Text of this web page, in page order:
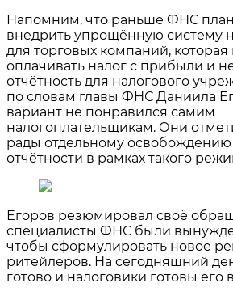
Напомним, что раньше ФНС
внедрить упрощённую систему
для торговых компаний,
оплачивать налог с прибыли и
отчётность для налогового
по словам главы ФНС Даниила
вариант не понравился самим
налогоплательщикам. Они
рады отдельному освобождению
отчётности в рамках такого
Егоров резюмировал своё
специалисты ФНС были
чтобы сформулировать новое
ритейлеров. На сегодняшний
готово и налоговики готовы его